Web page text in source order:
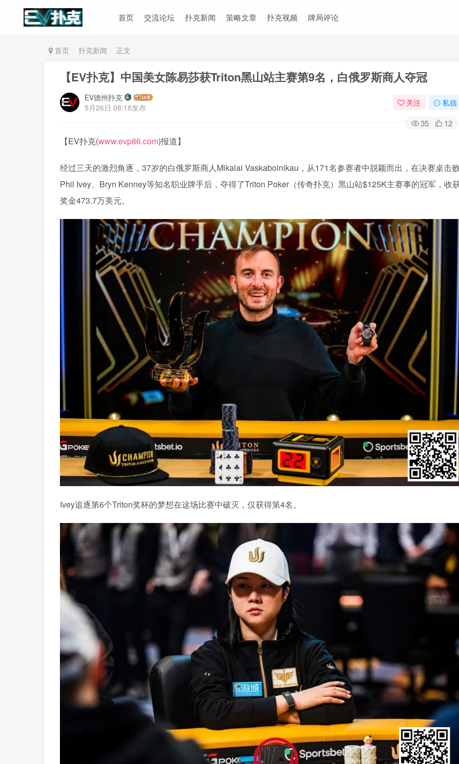
首页 交流论坛 扑克新闻 策略文章 扑克视频 牌局评论
首页 扑克新闻 正文
【EV扑克】中国美女陈易莎获Triton黑山站主赛第9名，白俄罗斯商人夺冠
EV德州扑克
5月26日 08:18发布
关注 私信
35 12
【EV扑克(www.evp86.com)报道】
经过三天的激烈角逐，37岁的白俄罗斯商人Mikalai Vaskaboinikau，从171名参赛者中脱颖而出，在决赛桌击
Phil Ivey、Bryn Kenney等知名职业牌手后，夺得了Triton Poker（传奇扑克）黑山站$125K主赛事的冠军，收
奖金473.7万美元。
Ivey追逐第6个Triton奖杯的梦想在这场比赛中破灭，仅获得第4名。